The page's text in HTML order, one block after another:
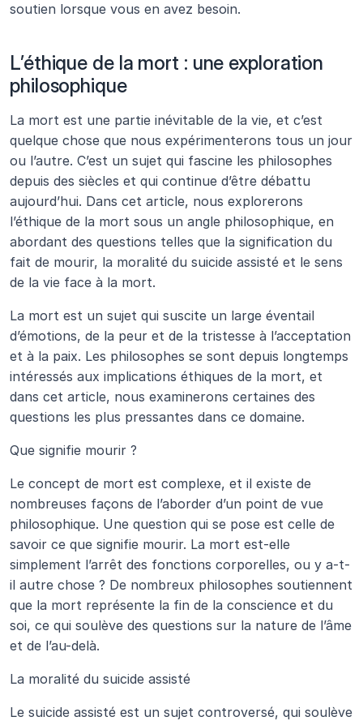
soutien lorsque vous en avez besoin.
L’éthique de la mort : une exploration
philosophique
La mort est une partie inévitable de la vie, et c’est
quelque chose que nous expérimenterons tous un jour
ou l’autre. C’est un sujet qui fascine les philosophes
depuis des siècles et qui continue d’être débattu
aujourd’hui. Dans cet article, nous explorerons
l’éthique de la mort sous un angle philosophique, en
abordant des questions telles que la signification du
fait de mourir, la moralité du suicide assisté et le sens
de la vie face à la mort.
La mort est un sujet qui suscite un large éventail
d’émotions, de la peur et de la tristesse à l’acceptation
et à la paix. Les philosophes se sont depuis longtemps
intéressés aux implications éthiques de la mort, et
dans cet article, nous examinerons certaines des
questions les plus pressantes dans ce domaine.
Que signifie mourir ?
Le concept de mort est complexe, et il existe de
nombreuses façons de l’aborder d’un point de vue
philosophique. Une question qui se pose est celle de
savoir ce que signifie mourir. La mort est-elle
simplement l’arrêt des fonctions corporelles, ou y a-t-
il autre chose ? De nombreux philosophes soutiennent
que la mort représente la fin de la conscience et du
soi, ce qui soulève des questions sur la nature de l’âme
et de l’au-delà.
La moralité du suicide assisté
Le suicide assisté est un sujet controversé, qui soulève